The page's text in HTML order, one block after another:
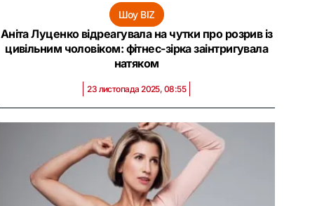
Шоу BIZ
Аніта Луценко відреагувала на чутки про розрив із
цивільним чоловіком: фітнес-зірка заінтригувала
натяком
23 листопада 2025, 08:55